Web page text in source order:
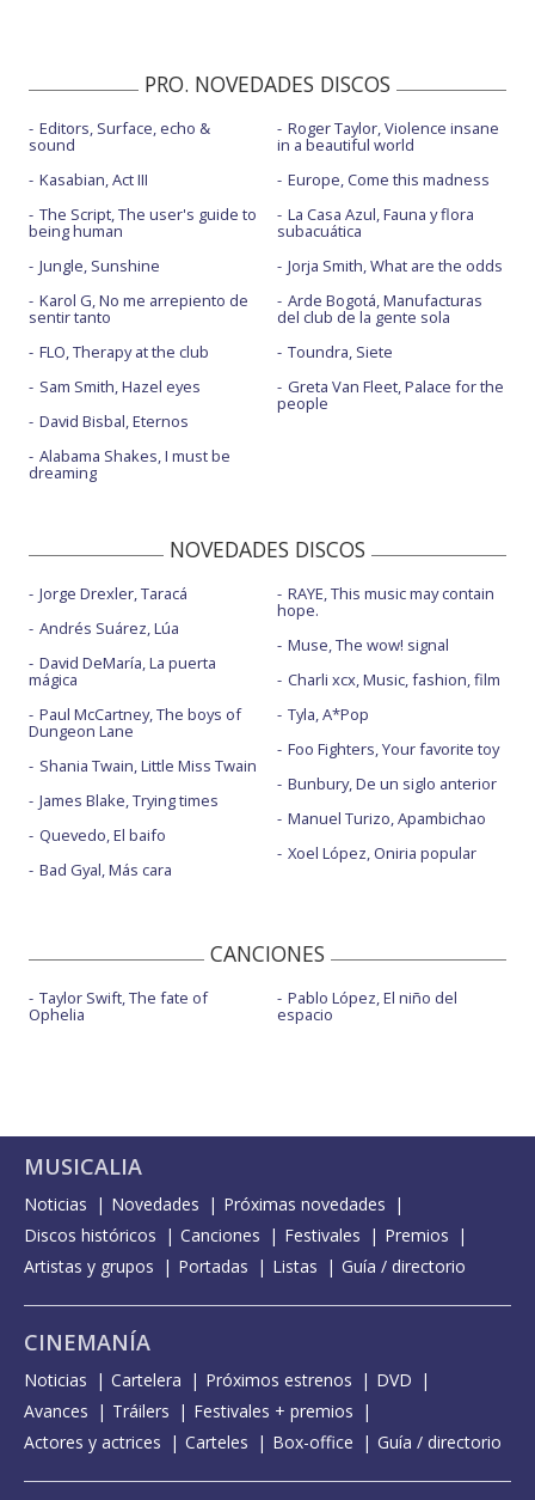
PRO. NOVEDADES DISCOS
Editors, Surface, echo &
sound
Kasabian, Act III
The Script, The user's guide to
being human
Jungle, Sunshine
Karol G, No me arrepiento de
sentir tanto
FLO, Therapy at the club
Sam Smith, Hazel eyes
David Bisbal, Eternos
Alabama Shakes, I must be
dreaming
Roger Taylor, Violence insane
in a beautiful world
Europe, Come this madness
La Casa Azul, Fauna y flora
subacuática
Jorja Smith, What are the odds
Arde Bogotá, Manufacturas
del club de la gente sola
Toundra, Siete
Greta Van Fleet, Palace for the
people
NOVEDADES DISCOS
Jorge Drexler, Taracá
Andrés Suárez, Lúa
David DeMaría, La puerta
mágica
Paul McCartney, The boys of
Dungeon Lane
Shania Twain, Little Miss Twain
James Blake, Trying times
Quevedo, El baifo
Bad Gyal, Más cara
RAYE, This music may contain
hope.
Muse, The wow! signal
Charli xcx, Music, fashion, film
Tyla, A*Pop
Foo Fighters, Your favorite toy
Bunbury, De un siglo anterior
Manuel Turizo, Apambichao
Xoel López, Oniria popular
CANCIONES
Taylor Swift, The fate of
Ophelia
Pablo López, El niño del
espacio
MUSICALIA
Noticias Novedades
Próximas novedades
Discos históricos
Canciones Festivales
Premios
Artistas y grupos
Portadas Listas Guía / directorio
CINEMANÍA
Noticias Cartelera Próximos estrenos
DVD
Avances
Tráilers
Festivales + premios
Actores y actrices
Carteles Box-office Guía / directorio